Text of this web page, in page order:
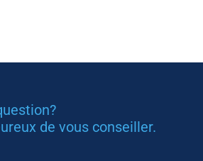
de vous conseiller.